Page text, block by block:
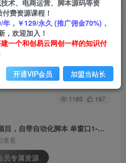
文
金项目，自带自动化脚本
日入500美金0投资
关注
1185 197
（6461期）最新国外点金项目，自带自动化脚本 单窗口1-2美元，可批量日入500美金0投资
查看
员专属资源
术、电商运营、脚本源码等资
费资源课程！
年，￥129/永久 (推广佣金70%)，
，欢迎加入！
一个和创易云网创一样的知识付
开通VIP会员 加盟当站长